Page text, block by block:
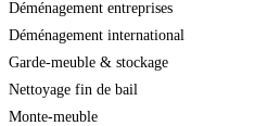
Déménagement entreprises
Déménagement international
Garde-meuble & stockage
Nettoyage fin de bail
Monte-meuble